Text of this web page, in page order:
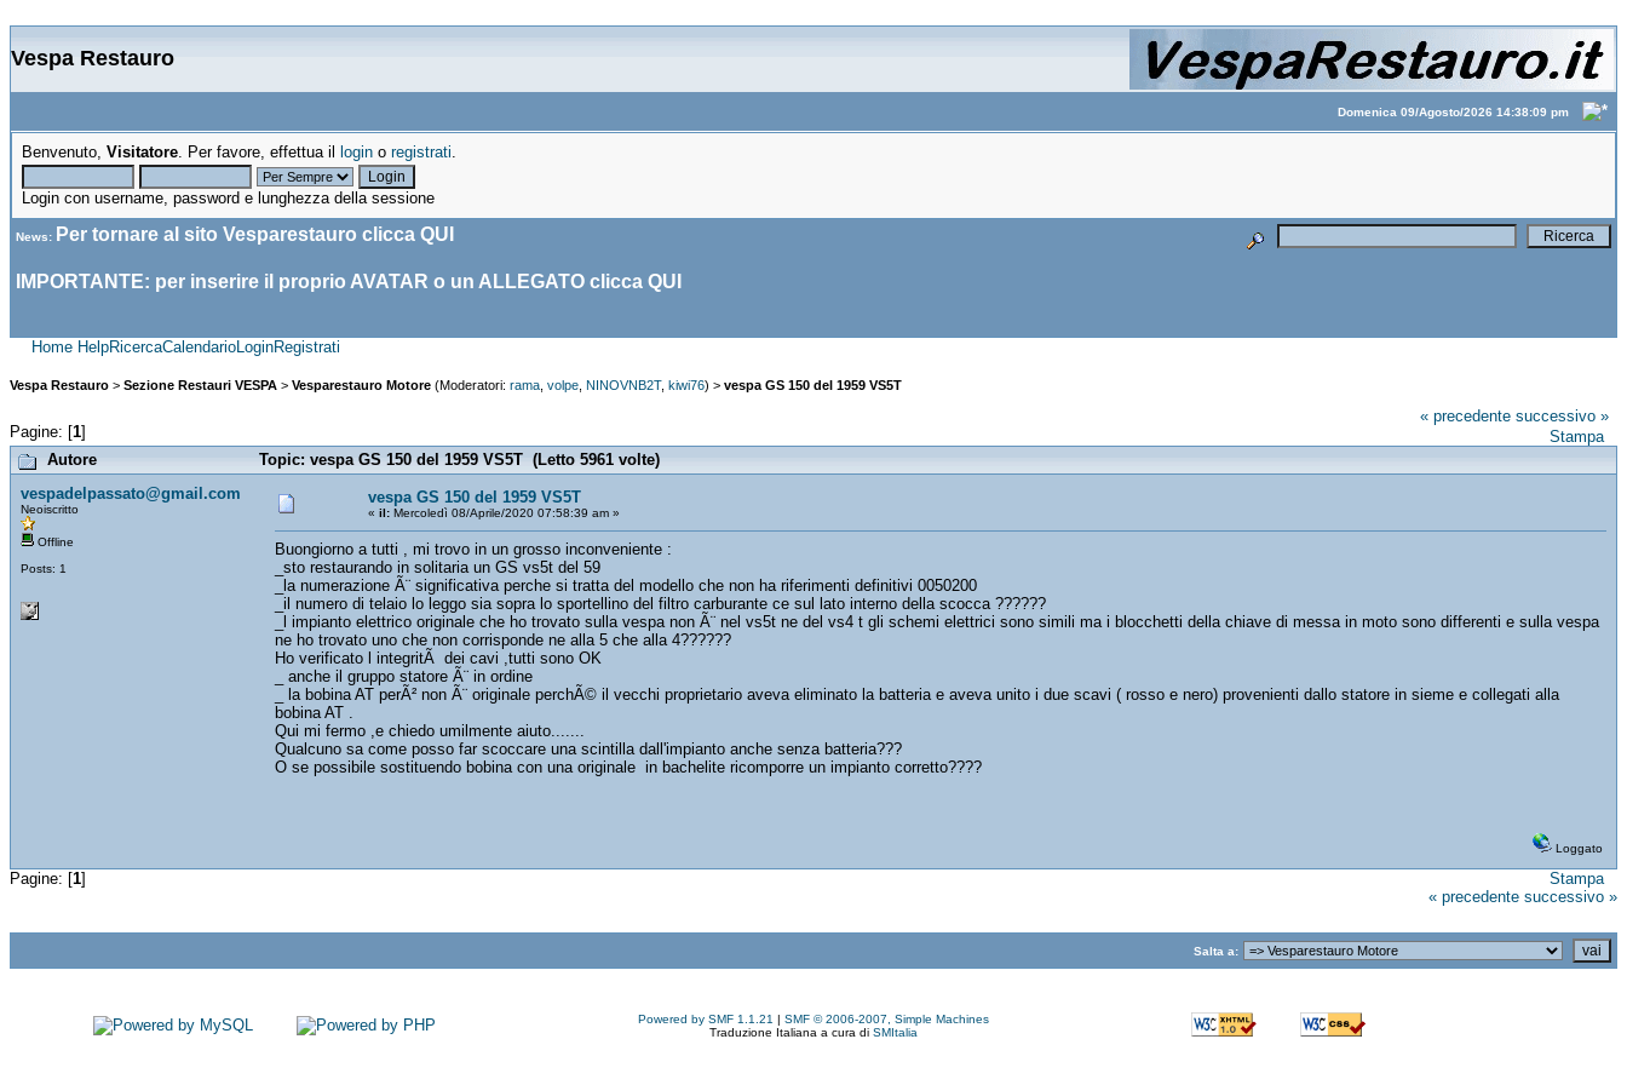
Vespa Restauro
Domenica 09/Agosto/2026 14:38:09 pm
Benvenuto, Visitatore. Per favore, effettua il login o registrati.
Login con username, password e lunghezza della sessione
News: Per tornare al sito Vesparestauro clicca QUI
IMPORTANTE: per inserire il proprio AVATAR o un ALLEGATO clicca QUI
Home HelpRicercaCalendarioLoginRegistrati
Vespa Restauro > Sezione Restauri VESPA > Vesparestauro Motore (Moderatori: rama volpe NINOVNB2T, kiwi76) > vespa GS 150 del 1959 VS5T
Pagine: [1]
« precedente successivo »
Stampa
Autore
Topic: vespa GS 150 del 1959 VS5T (Letto 5961 volte)
vespadelpassato@gmail.com
Neoiscritto
Offline
Posts: 1
vespa GS 150 del 1959 VS5T
« il: Mercoledì 08/Aprile/2020 07:58:39 am »
Buongiorno a tutti , mi trovo in un grosso inconveniente :
_sto restaurando in solitaria un GS vs5t del 59
_la numerazione Ã¨ significativa perche si tratta del modello che non ha riferimenti definitivi 0050200
_il numero di telaio lo leggo sia sopra lo sportellino del filtro carburante ce sul lato interno della scocca ??????
_l impianto elettrico originale che ho trovato sulla vespa non Ã¨ nel vs5t ne del vs4 t gli schemi elettrici sono simili ma i blocchetti della chiave di messa in moto sono differenti e sulla vespa
ne ho trovato uno che non corrisponde ne alla 5 che alla 4??????
Ho verificato l integritÃ dei cavi ,tutti sono OK
_ anche il gruppo statore Ã¨ in ordine
_ la bobina AT perÃ² non Ã¨ originale perchÃ© il vecchi proprietario aveva eliminato la batteria e aveva unito i due scavi ( rosso e nero) provenienti dallo statore in sieme e collegati alla
bobina AT .
Qui mi fermo ,e chiedo umilmente aiuto.......
Qualcuno sa come posso far scoccare una scintilla dall'impianto anche senza batteria???
O se possibile sostituendo bobina con una originale in bachelite ricomporre un impianto corretto????
Loggato
Pagine: [1]
Stampa
« precedente successivo »
Salta a:
Powered by SMF 1.1.21 | SMF © 2006-2007, Simple Machines
Traduzione Italiana a cura di SMItalia